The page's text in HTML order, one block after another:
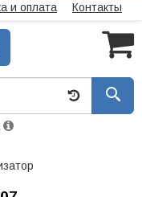
и оплата Контакты